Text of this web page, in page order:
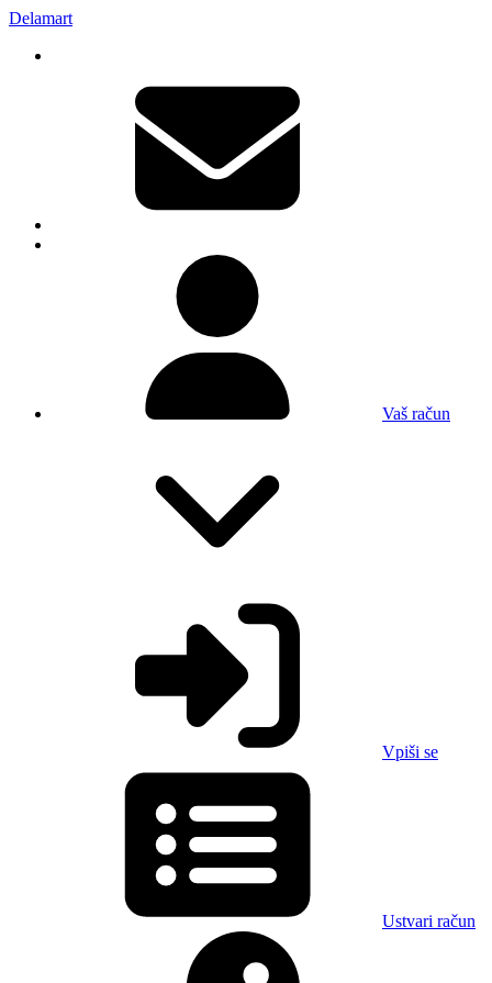
Delamart
Vaš račun
Vpiši se
Ustvari račun